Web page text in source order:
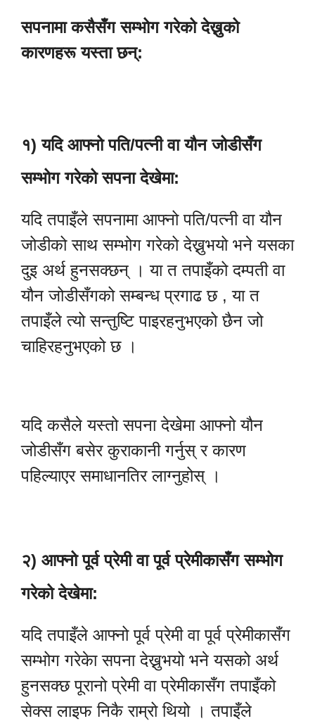
सपनामा कसैसँग सम्भोग गरेको देख्नुको
कारणहरू यस्ता छन्:
१) यदि आफ्नो पति/पत्नी वा यौन जोडीसँग
सम्भोग गरेको सपना देखेमा:
यदि तपाइँले सपनामा आफ्नो पति/पत्नी वा यौन
जोडीको साथ सम्भोग गरेको देख्नुभयो भने यसका
दुइ अर्थ हुनसक्छन् । या त तपाइँको दम्पती वा
यौन जोडीसँगको सम्बन्ध प्रगाढ छ , या त
तपाइँले त्यो सन्तुष्टि पाइरहनुभएको छैन जो
चाहिरहनुभएको छ ।
यदि कसैले यस्तो सपना देखेमा आफ्नो यौन
जोडीसँग बसेर कुराकानी गर्नुस् र कारण
पहिल्याएर समाधानतिर लाग्नुहोस् ।
२) आफ्नो पूर्व प्रेमी वा पूर्व प्रेमीकासँग सम्भोग
गरेको देखेमा:
यदि तपाइँले आफ्नो पूर्व प्रेमी वा पूर्व प्रेमीकासँग
सम्भोग गरेकेा सपना देख्नुभयो भने यसको अर्थ
हुनसक्छ पूरानो प्रेमी वा प्रेमीकासँग तपाइँको
सेक्स लाइफ निकै राम्रो थियो । तपाइँले